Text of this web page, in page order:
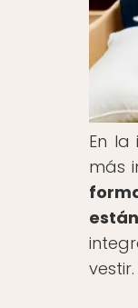
En
más
vestir.